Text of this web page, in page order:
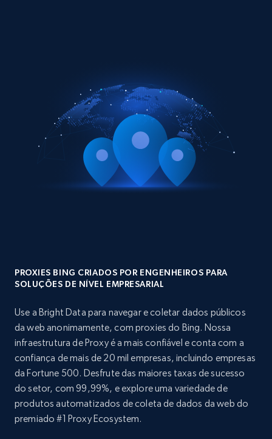
PROXIES BING CRIADOS POR ENGENHEIROS PARA
SOLUÇÕES DE NÍVEL EMPRESARIAL
Use a Bright Data para navegar e coletar dados públicos
da web anonimamente, com proxies do Bing. Nossa
infraestrutura de Proxy é a mais confiável e conta com a
confiança de mais de 20 mil empresas, incluindo empresas
da Fortune 500. Desfrute das maiores taxas de sucesso
do setor, com 99,99%, e explore uma variedade de
produtos automatizados de coleta de dados da web do
premiado #1 Proxy Ecosystem.